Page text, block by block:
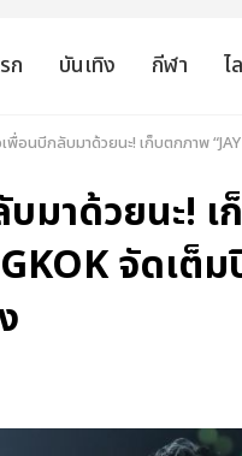
ก บันเทิง กีฬา ไ
เพื่อนบีกลับมาด้วยนะ! เก็บตกภาพ
มาด้วยนะ! เ
จัดเต็